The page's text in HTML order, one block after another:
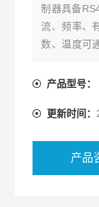
制器具备
流、频率、
数、温度可
度保护功能。
产品型号：
更新时间：
产品